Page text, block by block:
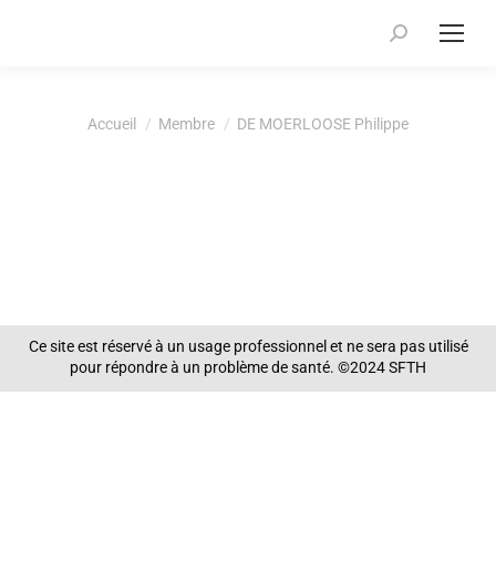
Recherche
Vous êtes ici :Accueil Membre DE MOERLOOSE Philippe
Ce site est réservé à un usage professionnel et ne sera pas utilisé
pour répondre à un problème de santé. ©2024 SFTH